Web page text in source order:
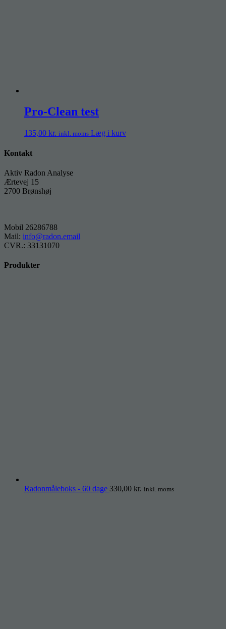
Pro-Clean test
135,00 kr. inkl. moms Læg i kurv
Kontakt
Aktiv Radon Analyse
Ærtevej 15
2700 Brønshøj
Mobil 26286788
Mail: info@radon.email
CVR.: 33131070
Produkter
Radonmåleboks - 60 dage 330,00 kr. inkl. moms